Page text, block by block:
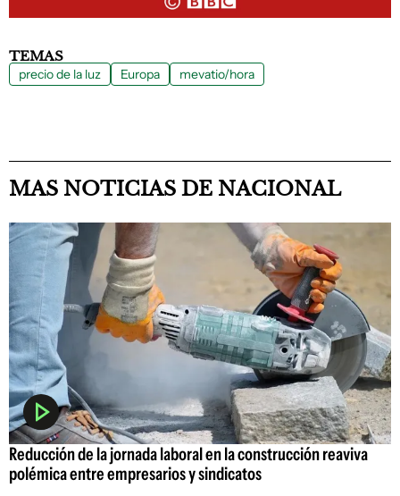
TEMAS
precio de la luz Europa mevatio/hora
MAS NOTICIAS DE NACIONAL
Reducción de la jornada laboral en la construcción reaviva
polémica entre empresarios y sindicatos